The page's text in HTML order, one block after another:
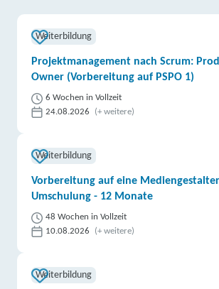
Weiterbildung
Projektmanagement nach Scrum:
Owner (Vorbereitung auf PSPO 1)
6 Wochen in Vollzeit
24.08.2026
(+ weitere)
Weiterbildung
Vorbereitung auf eine
Umschulung - 12 Monate
48 Wochen in Vollzeit
10.08.2026
(+ weitere)
Weiterbildung